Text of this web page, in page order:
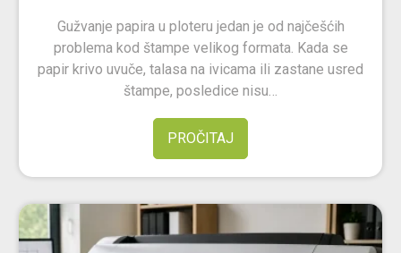
Gužvanje papira u ploteru jedan je od najčešćih
problema kod štampe velikog formata. Kada se
papir krivo uvuče, talasa na ivicama ili zastane usred
štampe, posledice nisu…
PROČITAJ